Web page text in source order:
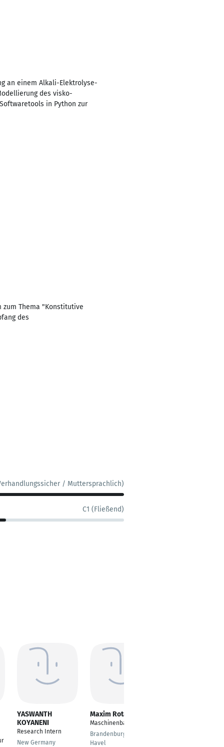
an einem Alkali-Elektrolyse-
des visko-
in Python zur
Thema "Konstitutive
des
/ Muttersprachlich)
C1 (Fließend)
YASWANTH
KOYANENI
Research Intern
New Germany
Maxim Rotari
Maschinenbau
Brandenburg an der
Havel